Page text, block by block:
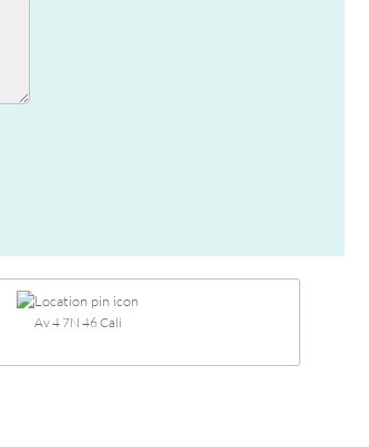
Av 4 7N 46 Cali